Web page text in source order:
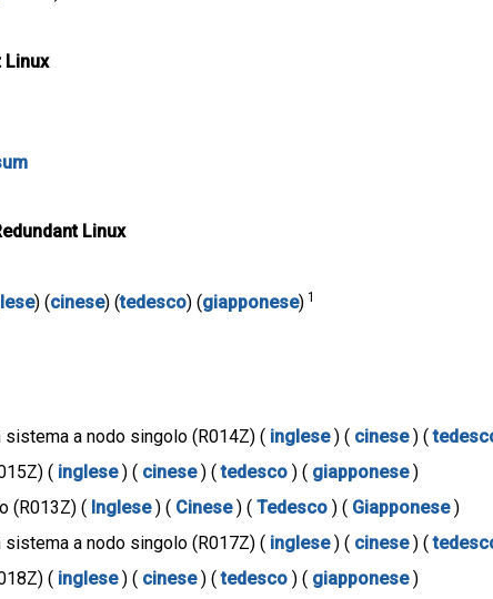
Linux
Linux
) (cinese) (tedesco) (giapponese) 1
a nodo singolo (R014Z) ( inglese) ( cinese) (
( inglese) ( cinese) (tedesco ) ( giapponese)
(R013Z) ( Inglese) ( Cinese) (Tedesco ) ( Giapponese)
a nodo singolo (R017Z) ( inglese) ( cinese) (
( inglese) ( cinese) (tedesco ) ( giapponese)